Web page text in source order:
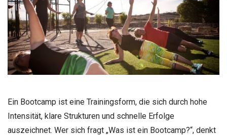
Ein Bootcamp ist eine Trainingsform, die sich durch hohe
Intensität, klare Strukturen und schnelle Erfolge
auszeichnet. Wer sich fragt „Was ist ein Bootcamp?“, denkt